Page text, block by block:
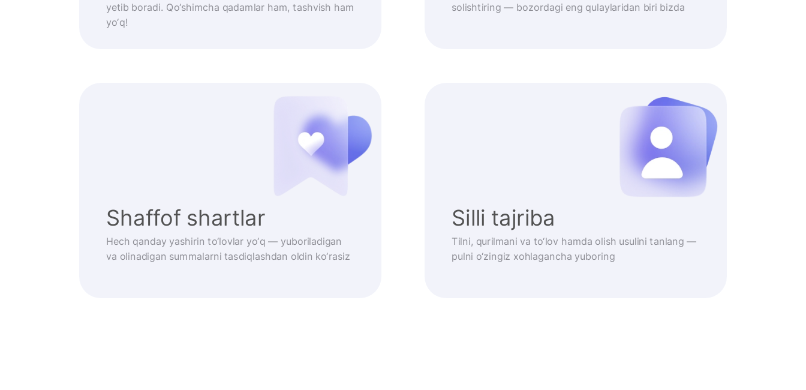
yetib boradi. Qo‘shimcha qadamlar ham, tashvish ham
yo‘q!
solishtiring — bozordagi eng qulaylaridan biri bizda
Shaffof shartlar
Hech qanday yashirin to‘lovlar yo‘q — yuboriladigan
va olinadigan summalarni tasdiqlashdan oldin ko‘rasiz
Silli tajriba
Tilni, qurilmani va to‘lov hamda olish usulini tanlang —
pulni o‘zingiz xohlagancha yuboring